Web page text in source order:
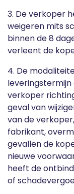
3. De verkoper
weigeren mits
binnen de 8
verleent de
4. De
leveringstermijn
verkoper
geval van
van de
fabrikant,
gevallen de
nieuwe
heeft de
of